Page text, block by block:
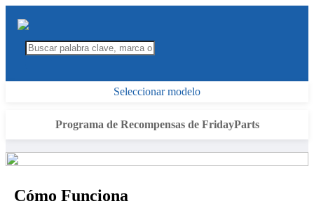
Seleccionar modelo
Programa de Recompensas de FridayParts
Cómo Funciona